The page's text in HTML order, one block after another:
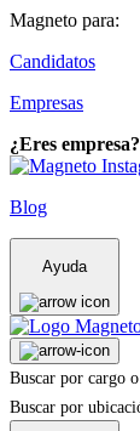
Magneto para:
Candidatos
Empresas
¿Eres empresa?
Blog
Ayuda
Buscar por cargo
Buscar por